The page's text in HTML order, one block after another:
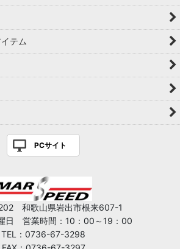
テム
PCサイト
和歌山県岩出市根来607-1
日 営業時間：10：00～19：00
TEL：0736-67-3298